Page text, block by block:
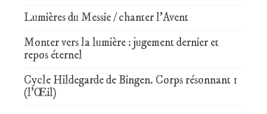
Lumières du Messie / chanter l’Avent
Monter vers la lumière : jugement dernier et
repos éternel
Cycle Hildegarde de Bingen. Corps résonnant 1
(l’Œil)